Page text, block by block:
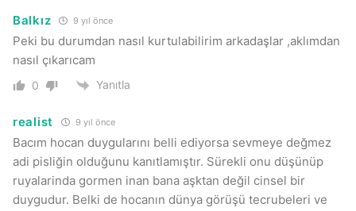
Balkız 9 yıl önce
Peki bu durumdan nasıl kurtulabilirim arkadaşlar ,aklımdan
nasıl çıkarıcam
0 Yanıtla
realist 9 yıl önce
Bacım hocan duygularını belli ediyorsa sevmeye değmez
adi pisliğin olduğunu kanıtlamıştır. Sürekli onu düşünüp
ruyalarinda gormen inan bana aşktan değil cinsel bir
duygudur. Belki de hocanın dünya görüşü tecrubeleri ve